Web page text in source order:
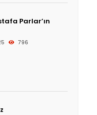
Parlar’ın
796